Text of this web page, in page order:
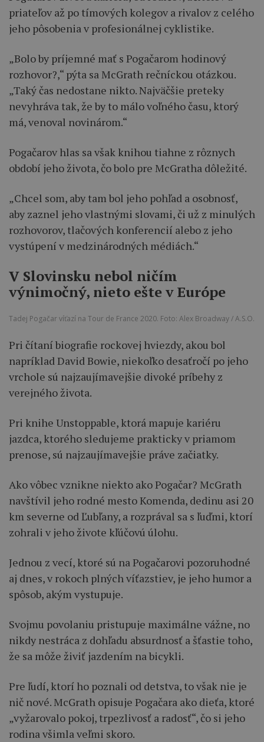
priateľov až po tímových kolegov a rivalov z celého
jeho pôsobenia v profesionálnej cyklistike.
„Bolo by príjemné mať s Pogačarom hodinový
rozhovor?,“ pýta sa McGrath rečníckou otázkou.
„Taký čas nedostane nikto. Najväčšie preteky
nevyhráva tak, že by to málo voľného času, ktorý
má, venoval novinárom.“
Pogačarov hlas sa však knihou tiahne z rôznych
období jeho života, čo bolo pre McGratha dôležité.
„Chcel som, aby tam bol jeho pohľad a osobnosť,
aby zaznel jeho vlastnými slovami, či už z minulých
rozhovorov, tlačových konferencií alebo z jeho
vystúpení v medzinárodných médiách.“
V Slovinsku nebol ničím
výnimočný, nieto ešte v Európe
Tadej Pogačar víťazí na Tour de France 2020. Foto: Alex Broadway / A.S.O.
Pri čítaní biografie rockovej hviezdy, akou bol
napríklad David Bowie, niekoľko desaťročí po jeho
vrchole sú najzaujímavejšie divoké príbehy z
verejného života.
Pri knihe Unstoppable, ktorá mapuje kariéru
jazdca, ktorého sledujeme prakticky v priamom
prenose, sú najzaujímavejšie práve začiatky.
Ako vôbec vznikne niekto ako Pogačar? McGrath
navštívil jeho rodné mesto Komenda, dedinu asi 20
km severne od Ľubľany, a rozprával sa s ľuďmi, ktorí
zohrali v jeho živote kľúčovú úlohu.
Jednou z vecí, ktoré sú na Pogačarovi pozoruhodné
aj dnes, v rokoch plných víťazstiev, je jeho humor a
spôsob, akým vystupuje.
Svojmu povolaniu pristupuje maximálne vážne, no
nikdy nestráca z dohľadu absurdnosť a šťastie toho,
že sa môže živiť jazdením na bicykli.
Pre ľudí, ktorí ho poznali od detstva, to však nie je
nič nové. McGrath opisuje Pogačara ako dieťa, ktoré
„vyžarovalo pokoj, trpezlivosť a radosť“, čo si jeho
rodina všimla veľmi skoro.